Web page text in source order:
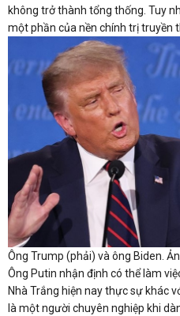
không trở thành tổng thống. Tuy
một phần của nền chính trị truyền
Ông Trump (phải) và ông Biden.
Ông Putin nhận định có thể làm
Nhà Trắng hiện nay thực sự khác
là một người chuyên nghiệp khi